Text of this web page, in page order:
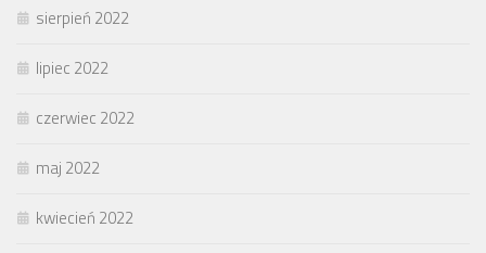
sierpień 2022
lipiec 2022
czerwiec 2022
maj 2022
kwiecień 2022